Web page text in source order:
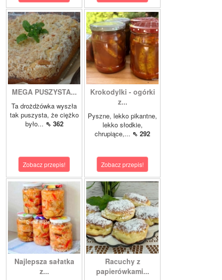
MEGA PUSZYSTA...
Ta drożdżówka wyszła
tak puszysta, że ciężko
było... ⇖ 362
Zobacz przepis!
Krokodylki - ogórki
z...
Pyszne, lekko pikantne,
lekko słodkie,
chrupiące,... ⇖ 292
Zobacz przepis!
Najlepsza sałatka
z...
Racuchy z
papierówkami...